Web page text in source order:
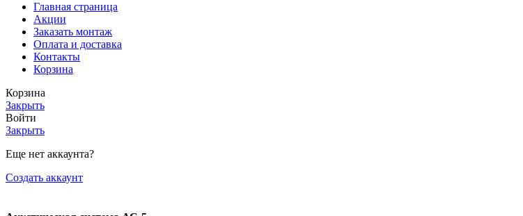
Главная страница
Акции
Заказать монтаж
Оплата и доставка
Контакты
Корзина
Корзина
Закрыть
Войти
Закрыть
Еще нет аккаунта?
Создать аккаунт